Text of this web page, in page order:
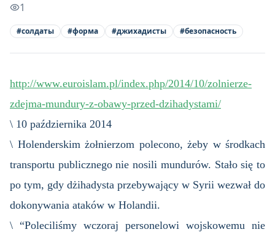
1
#солдаты #форма #джихадисты #безопасность
http://www.euroislam.pl/index.php/2014/10/zolnierze-
zdejma-mundury-z-obawy-przed-dzihadystami/
\ 10 października 2014
\ Holenderskim żołnierzom polecono, żeby w środkach
transportu publicznego nie nosili mundurów. Stało się to
po tym, gdy dżihadysta przebywający w Syrii wezwał do
dokonywania ataków w Holandii.
\ “Poleciliśmy wczoraj personelowi wojskowemu nie